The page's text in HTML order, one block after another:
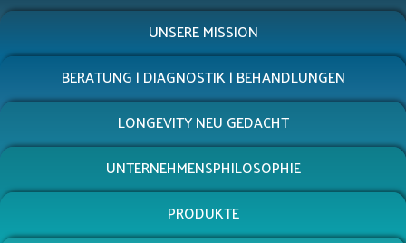
UNSERE MISSION
BERATUNG | DIAGNOSTIK | BEHANDLUNGEN
LONGEVITY NEU GEDACHT
UNTERNEHMENSPHILOSOPHIE
PRODUKTE